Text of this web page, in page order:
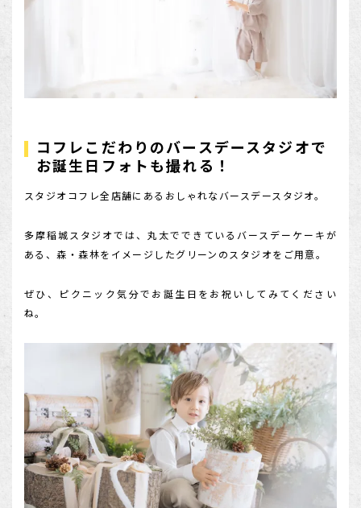
コフレこだわりのバースデースタジオで
お誕生日フォトも撮れる！
スタジオコフレ全店舗にあるおしゃれなバースデースタジオ。
多摩稲城スタジオでは、丸太でできているバースデーケーキが
ある、森・森林をイメージしたグリーンのスタジオをご用意。
ぜひ、ピクニック気分でお誕生日をお祝いしてみてください
ね。